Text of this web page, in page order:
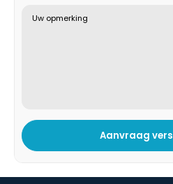
Uw opmerking
Aanvraag